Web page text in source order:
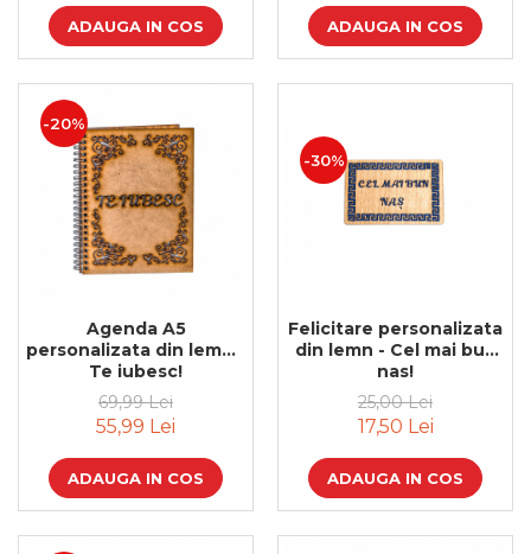
Produse personalizate pentru
nunti si botezuri
Cadouri personalizate pentru
cei dragi
Cadouri pentru profesori
Cadouri pentru parinti
Cadouri pentru EA
Cadouri pentru EL
Cadouri pentru mama
Cadouri pentru tata
Cadouri pentru cea mai buna
Cadouri personalizate pentru nasi
Bijuterii
CERCEI ZAMAC
ADAUGA IN COS ADAUGA IN COS
-20%
Agenda A5
personalizata din lemn -
Te iubesc!
69,99 Lei
55,99 Lei
ADAUGA IN COS
-30%
Felicitare personalizata
din lemn - Cel mai bun
nas!
25,00 Lei
17,50 Lei
ADAUGA IN COS